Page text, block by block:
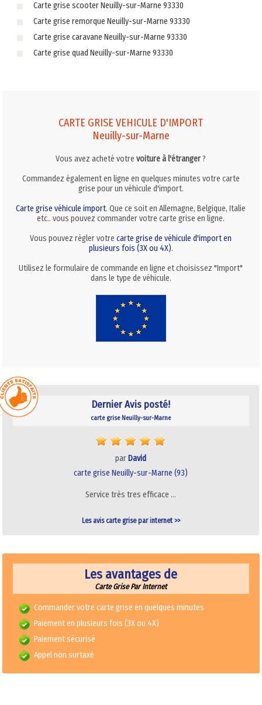
Carte grise scooter Neuilly-sur-Marne 93330
Carte grise remorque Neuilly-sur-Marne 93330
Carte grise caravane Neuilly-sur-Marne 93330
Carte grise quad Neuilly-sur-Marne 93330
CARTE GRISE VEHICULE D'IMPORT
Neuilly-sur-Marne
Vous avez acheté votrevoiture à l'étranger?
Commandez également en ligne en quelques minutes votre carte
grise pour un véhicule d'import.
Carte grise véhicule import. Que ce soit en Allemagne, Belgique, Italie
etc.. vous pouvez commander votre carte grise en ligne.
Vous pouvez régler votrecarte grise de véhicule d'import en
plusieurs fois (3X ou 4X).
Utilisez le formulaire de commande en ligne et choisissez "Import"
dans le type de véhicule.
Dernier Avis posté!
carte grise Neuilly-sur-Marne
par David
carte grise Neuilly-sur-Marne (93)
Service très tres efficace …
Les avis carte grise par internet >>
Les avantages de
Carte Grise Par Internet
Commander votre carte grise en quelques minutes
Paiement en plusieurs fois (3X ou 4X)
Paiement sécurisé
Appel non surtaxé